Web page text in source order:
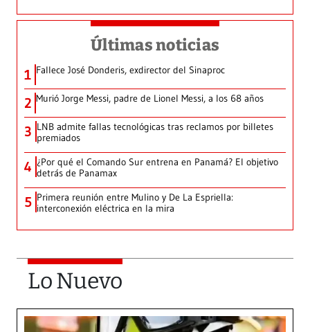
Últimas noticias
1 Fallece José Donderis, exdirector del Sinaproc
2 Murió Jorge Messi, padre de Lionel Messi, a los 68 años
3 LNB admite fallas tecnológicas tras reclamos por billetes
premiados
4 ¿Por qué el Comando Sur entrena en Panamá? El objetivo
detrás de Panamax
5 Primera reunión entre Mulino y De La Espriella:
interconexión eléctrica en la mira
Lo Nuevo